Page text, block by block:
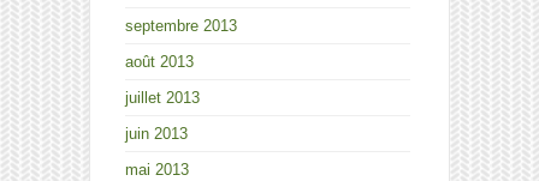
septembre 2013
août 2013
juillet 2013
juin 2013
mai 2013